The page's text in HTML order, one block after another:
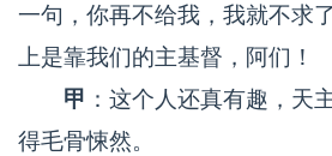
一句，你再不给我，我就不求
上是靠我们的主基督，阿们！
甲 ：这个人还真有趣，天
得毛骨悚然。